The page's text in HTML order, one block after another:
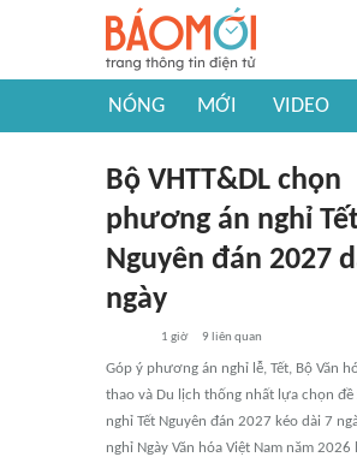
NÓNG MỚI VIDEO
Bộ VHTT&DL chọn
phương án nghỉ
Nguyên đán 2027
ngày
1 giờ 9 liên quan
Góp ý phương án nghỉ lễ, Tết, Bộ Văn
thao và Du lịch thống nhất lựa chọn đề
nghỉ Tết Nguyên đán 2027 kéo dài 7
nghỉ Ngày Văn hóa Việt Nam năm 2026